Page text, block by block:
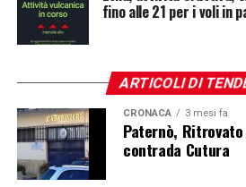
fino alle 21 per i voli in
ARTICOLI DI
CRONACA 3 mesi fa
Paternò,
contrada Cutura